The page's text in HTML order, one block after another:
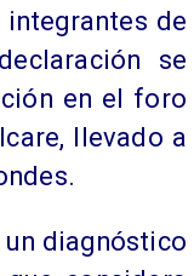
de
se
en el foro
llevado a
un diagnóstico